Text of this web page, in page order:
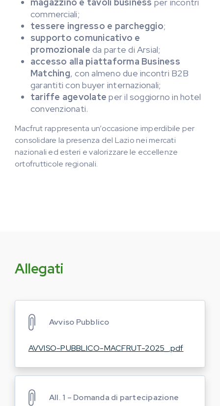
commerciali;
tessere ingresso e parcheggio;
supporto comunicativo e
promozionale da parte di Arsial;
accesso alla piattaforma Business
Matching, con almeno due incontri B2B
garantiti con buyer internazionali;
tariffe agevolate per il soggiorno in hotel
convenzionati.
Macfrut rappresenta un’occasione imperdibile per
consolidare la presenza del Lazio nei mercati
nazionali ed esteri e valorizzare le eccellenze
ortofrutticole regionali.
Allegati
Avviso Pubblico
AVVISO-PUBBLICO-MACFRUT-2025_.pdf
All. 1 – Domanda di partecipazione